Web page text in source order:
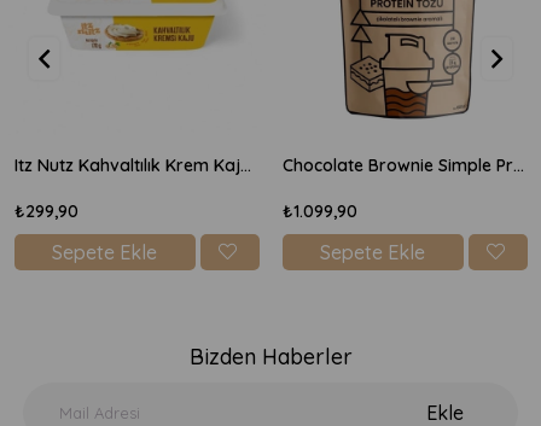
Itz Nutz Kahvaltılık Krem Kaju Peyniri 170gr
₺299,90
Sepete Ekle
Chocolate Brownie Simple Protein Mix 600gr
₺1.099,90
Sepete Ekle
Bizden Haberler
Ekle